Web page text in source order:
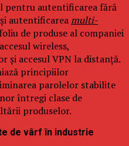
pentru autentificarea fără
autentificareamulti-
de produse al companiei
wireless,
accesul VPN la distanță.
principiilor
parolelor stabilite
întregi clase de
produselor.
de vârf în industrie